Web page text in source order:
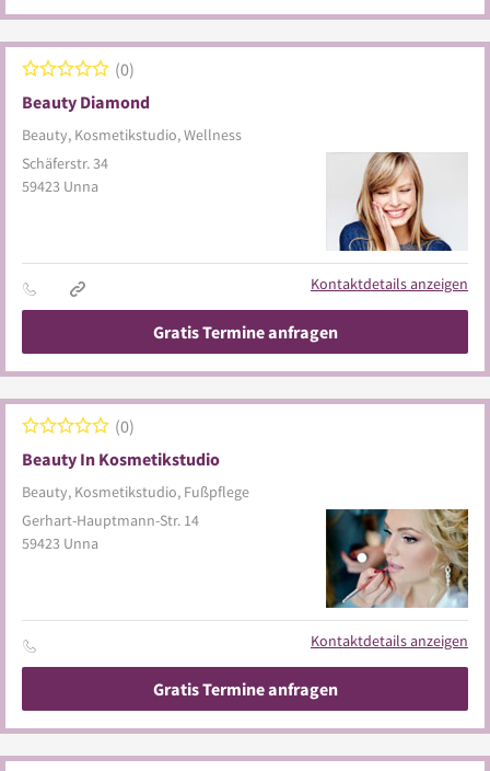
Beauty Diamond
Beauty, Kosmetikstudio, Wellness
0
Schäferstr. 34
59423 Unna
Kontaktdetails anzeigen
Gratis Termine anfragen
Beauty In Kosmetikstudio
Beauty, Kosmetikstudio, Fußpflege
0
Gerhart-Hauptmann-Str. 14
59423 Unna
Kontaktdetails anzeigen
Gratis Termine anfragen